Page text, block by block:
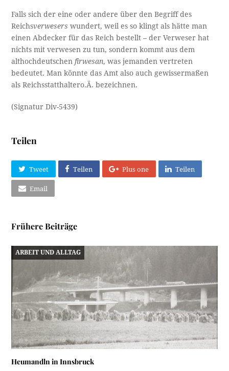
Falls sich der eine oder andere über den Begriff des
Reichsverweserswundert, weil es so klingt als hätte man
einen Abdecker für das Reich bestellt – der Verweser hat
nichts mit verwesen zu tun, sondern kommt aus dem
althochdeutschenfirwesan, was jemanden vertreten
bedeutet. Man könnte das Amt also auch gewissermaßen
als Reichsstatthaltero.Ä. bezeichnen.
(Signatur Div-5439)
Teilen
Tweet Teilen Plus one Teilen
Email
Frühere Beiträge
ARBEIT UND ALLTAG
Heumandln in Innsbruck